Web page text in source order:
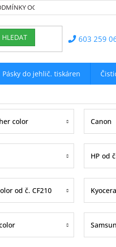
OCHRANY OSOBNÍCH ÚDAJŮ
HLEDAT 603 259
Pásky do jehlič. tiskáren
color Canon
HP od
od č. CF210 Kyocera